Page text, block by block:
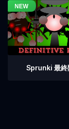
Sprunki 最終